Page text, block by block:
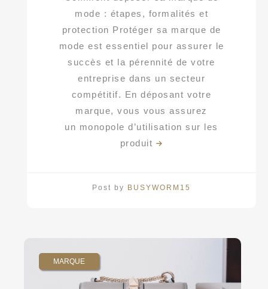
mode : étapes, formalités et
protection Protéger sa marque de
mode est essentiel pour assurer le
succès et la pérennité de votre
entreprise dans un secteur
compétitif. En déposant votre
marque, vous vous assurez
un monopole d’utilisation sur les
produit
Post by BUSYWORM15
MARQUE